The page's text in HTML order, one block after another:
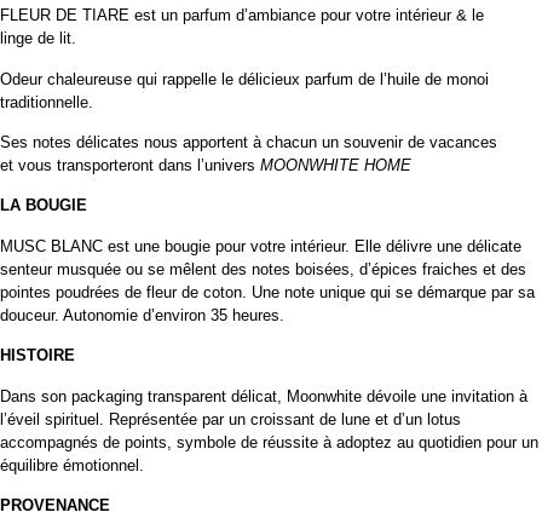
FLEUR DE TIARE est un parfum d’ambiance pour votre intérieur & le
linge de lit.
Odeur chaleureuse qui rappelle le délicieux parfum de l’huile de monoi
traditionnelle.
Ses notes délicates nous apportent à chacun un souvenir de vacances
et vous transporteront dans l’univers MOONWHITE HOME
LA BOUGIE
MUSC BLANC est une bougie pour votre intérieur. Elle délivre une délicate
senteur musquée ou se mêlent des notes boisées, d’épices fraiches et des
pointes poudrées de fleur de coton. Une note unique qui se démarque par sa
douceur. Autonomie d’environ 35 heures.
HISTOIRE
Dans son packaging transparent délicat, Moonwhite dévoile une invitation à
l’éveil spirituel. Représentée par un croissant de lune et d’un lotus
accompagnés de points, symbole de réussite à adoptez au quotidien pour un
équilibre émotionnel.
PROVENANCE